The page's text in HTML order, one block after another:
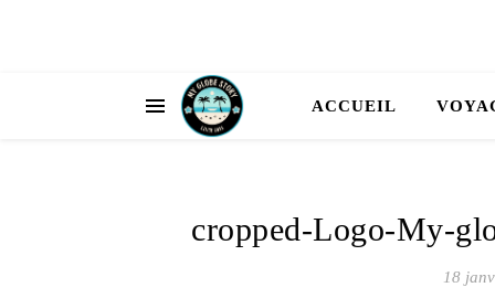
ACCUEIL
cropped-Logo-My-
18